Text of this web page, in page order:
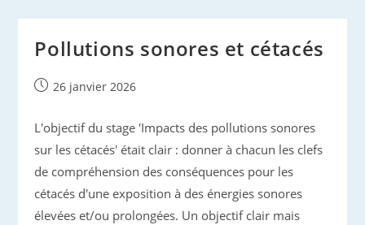
Pollutions sonores et cétacés
Publication
26 janvier 2026
L'objectif du stage 'Impacts des pollutions sonores
sur les cétacés' était clair : donner à chacun les clefs
de compréhension des conséquences pour les
cétacés d'une exposition à des énergies sonores
élevées et/ou prolongées. Un objectif clair mais